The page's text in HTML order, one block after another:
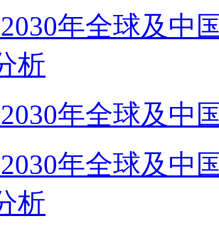
年全球及中
析
年全球及中
年全球及中
析